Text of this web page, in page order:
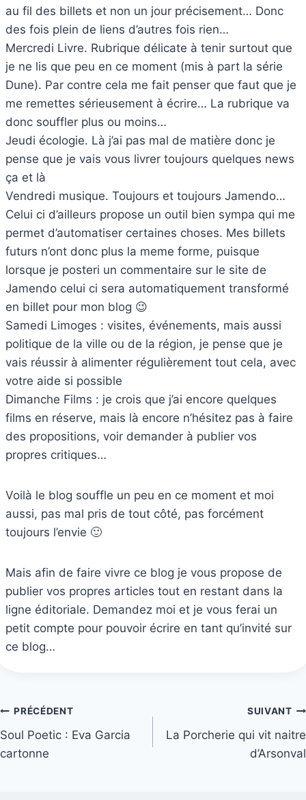
au fil des billets et non un jour précisement… Donc
des fois plein de liens d’autres fois rien…
Mercredi Livre. Rubrique délicate à tenir surtout que
je ne lis que peu en ce moment (mis à part la série
Dune). Par contre cela me fait penser que faut que je
me remettes sérieusement à écrire… La rubrique va
donc souffler plus ou moins…
Jeudi écologie. Là j’ai pas mal de matière donc je
pense que je vais vous livrer toujours quelques news
ça et là
Vendredi musique. Toujours et toujours Jamendo…
Celui ci d’ailleurs propose un outil bien sympa qui me
permet d’automatiser certaines choses. Mes billets
futurs n’ont donc plus la meme forme, puisque
lorsque je posteri un commentaire sur le site de
Jamendo celui ci sera automatiquement transformé
en billet pour mon blog 😉
Samedi Limoges : visites, événements, mais aussi
politique de la ville ou de la région, je pense que je
vais réussir à alimenter régulièrement tout cela, avec
votre aide si possible
Dimanche Films : je crois que j’ai encore quelques
films en réserve, mais là encore n’hésitez pas à faire
des propositions, voir demander à publier vos
propres critiques…
Voilà le blog souffle un peu en ce moment et moi
aussi, pas mal pris de tout côté, pas forcément
toujours l’envie 🙂
Mais afin de faire vivre ce blog je vous propose de
publier vos propres articles tout en restant dans la
ligne éditoriale. Demandez moi et je vous ferai un
petit compte pour pouvoir écrire en tant qu’invité sur
ce blog…
Navigation
de
PRÉCÉDENT
Soul Poetic : Eva Garcia
cartonne
SUIVANT
La Porcherie qui vit naitre
d’Arsonval